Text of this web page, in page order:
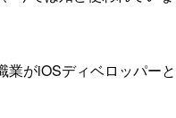
がiOSディベロッパー